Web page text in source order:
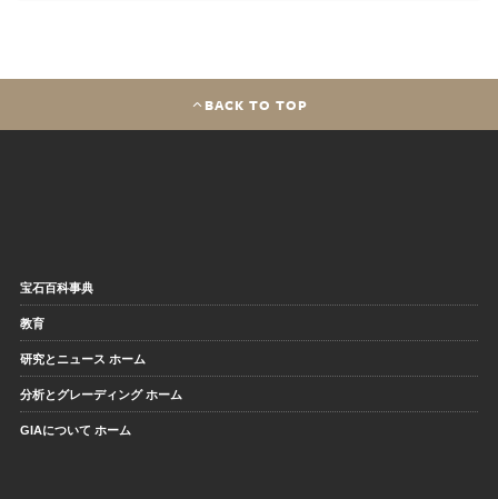
BACK TO TOP
宝石百科事典
教育
研究とニュース ホーム
分析とグレーディング ホーム
GIAについて ホーム